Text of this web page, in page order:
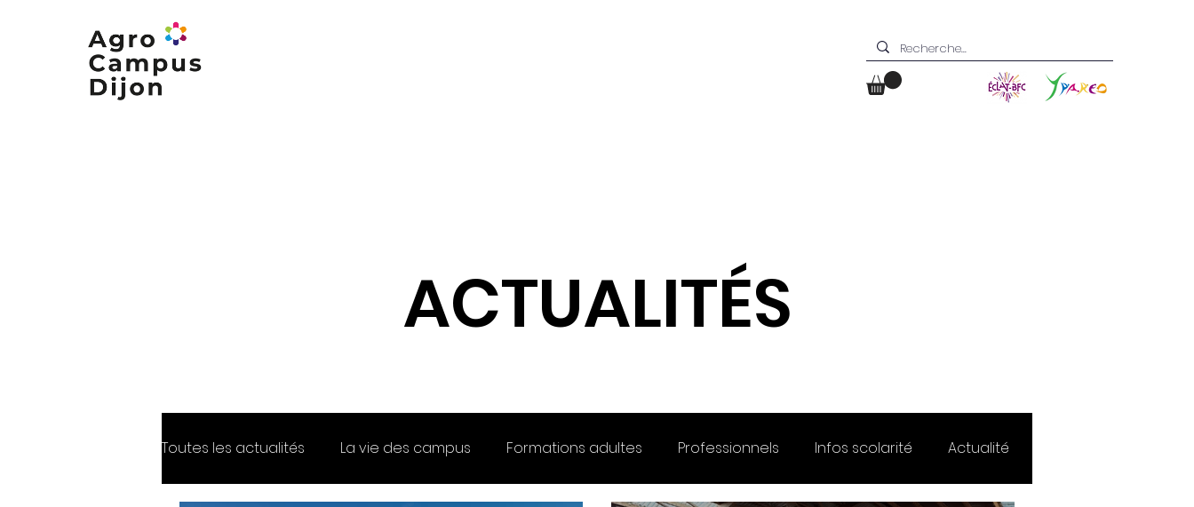
ACTUALITÉS
Toutes les actualités La vie des campus Formations adultes Professionnels Infos scolarité Actualité